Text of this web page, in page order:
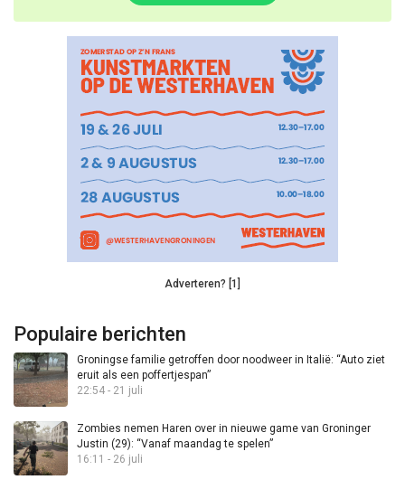
Adverteren? [1]
Populaire berichten
Groningse familie getroffen door noodweer in Italië: “Auto ziet
eruit als een poffertjespan”
22:54 - 21 juli
Zombies nemen Haren over in nieuwe game van Groninger
Justin (29): “Vanaf maandag te spelen”
16:11 - 26 juli